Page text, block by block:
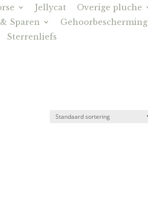
Jellycat
Overige pluche
Sparen
Gehoorbescherming
Sterrenliefs